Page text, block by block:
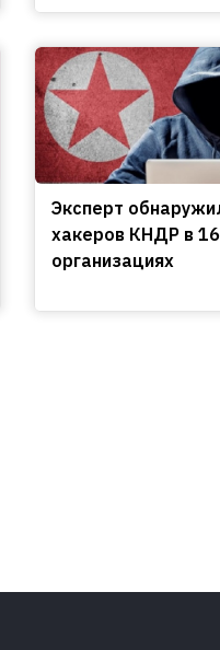
Эксперт
хакеров КНДР в
организациях